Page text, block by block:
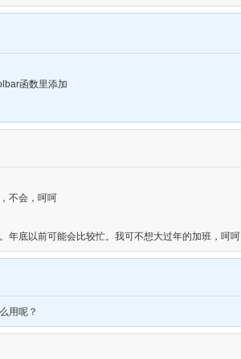
函数里添加
不会，呵呵
年底以前可能会比较忙。我可不想大过年的加班，呵呵
用呢？